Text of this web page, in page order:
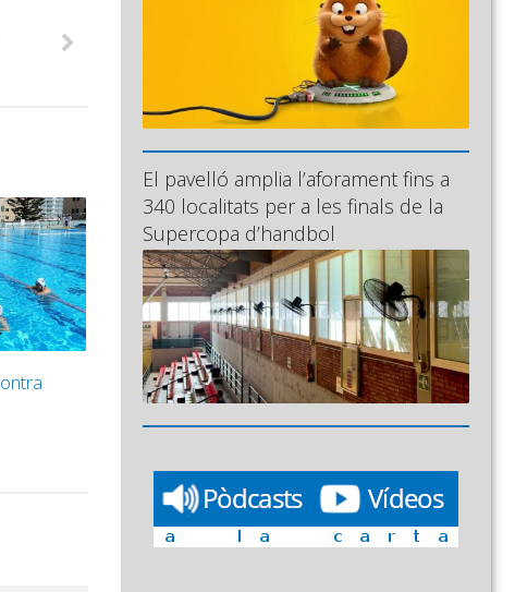
El pavelló amplia l’aforament fins a
340 localitats per a les finals de la
Supercopa d’handbol